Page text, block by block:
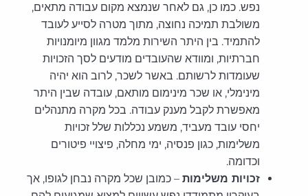
נפש. כמו כן, גם לאחר שנמצא מקום עבודה מתאים,
משולבת תמיכה נחוצה, מתוך מטרה לסייע לעובד
להתמיד. בין היתר השירות מלמד מגוון מיומנויות
חברתיות, ומוודא שהעובדים מודעים לסך הזכויות
שעומדות לרשותם. באשר לשכר, לרוב הוא יהיה
מינימלי, או שכר מינימום מותאם, עובדה שבין היתר
מאפשרת לקבל מענק עבודה. בכל מקרה מתנהלים
יחסי עובד מעביד, משמע נכללות שלל זכויות
משלימות, כגון פנסיה, ימי מחלה, פיצויי פיטורים
וכדומה.
זכויות משלימות– כמובן שכל מקרה נבחן לגופו, אך